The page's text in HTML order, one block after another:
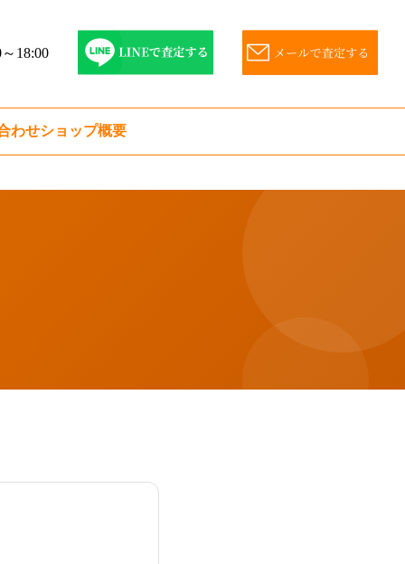
18:00
わせショップ概要